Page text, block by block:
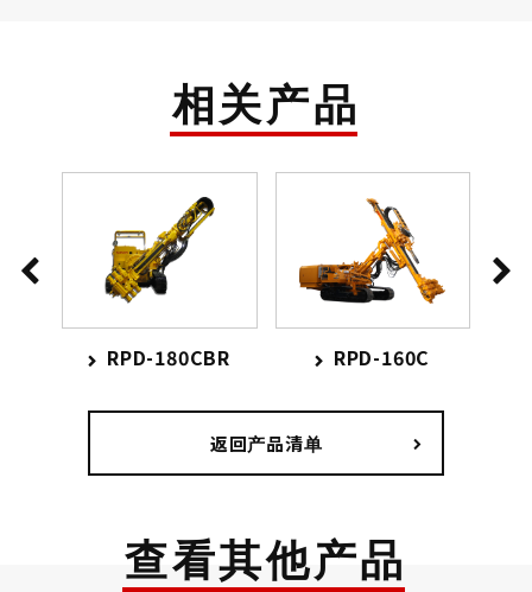
相关产品
RPD-180CBR RPD-160C
返回产品清单
查看其他产品